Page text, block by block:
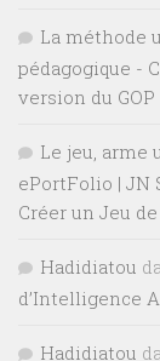
La méthode
pédagogique -
version du
Le jeu, arme
ePortFolio | JN
Créer un Jeu
Hadidiatou
d’Intelligence
Hadidiatou